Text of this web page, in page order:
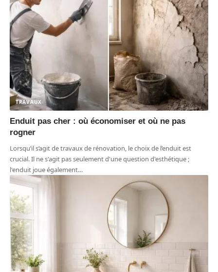
TRAVAUX
Enduit pas cher : où économiser et où ne pas
rogner
Lorsqu’il s’agit de travaux de rénovation, le choix de l’enduit est
crucial. Il ne s'agit pas seulement d'une question d'esthétique ;
l'enduit joue également…